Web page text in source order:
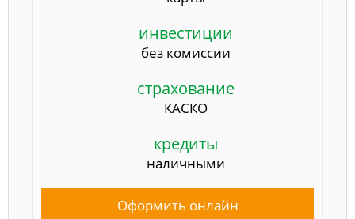
инвестиции
без комиссии
страхование
КАСКО
кредиты
наличными
Оформить онлайн